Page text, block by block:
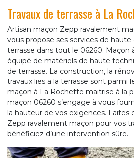
Travaux de terrasse à La
Artisan maçon Zepp ravalement
vous propose ses services de haute
terrasse dans tout le 06260. Maçon
équipé de matériels de haute
de terrasse. La construction, la
travaux liés à la terrasse sont parmi
maçon à La Rochette maitrise à la
maçon 06260 s’engage à vous
la hauteur de vos exigences. Faites
Zepp ravalement maçon pour vos
bénéficiez d’une intervention sûre.